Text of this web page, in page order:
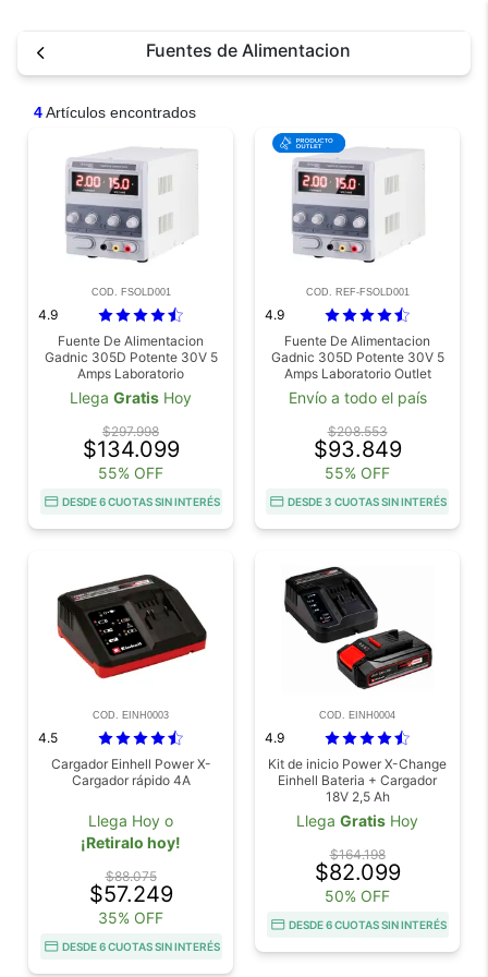
Fuentes de Alimentacion
4Artículos encontrados
COD. FSOLD001
4.9
Fuente De Alimentacion
Gadnic 305D Potente 30V 5
Amps Laboratorio
Llega Gratis Hoy
$297.998
$134.099
55% OFF
DESDE 6 CUOTAS SIN INTERÉS
COD. REF-FSOLD001
4.9
Fuente De Alimentacion
Gadnic 305D Potente 30V 5
Amps Laboratorio Outlet
Envío a todo el país
$208.553
$93.849
55% OFF
DESDE 3 CUOTAS SIN INTERÉS
COD. EINH0003
4.5
Cargador Einhell Power X-
Cargador rápido 4A
Llega Hoy o
¡Retiralo hoy!
$88.075
$57.249
35% OFF
DESDE 6 CUOTAS SIN INTERÉS
COD. EINH0004
4.9
Kit de inicio Power X-Change
Einhell Bateria + Cargador
18V 2,5 Ah
Llega Gratis Hoy
$164.198
$82.099
50% OFF
DESDE 6 CUOTAS SIN INTERÉS